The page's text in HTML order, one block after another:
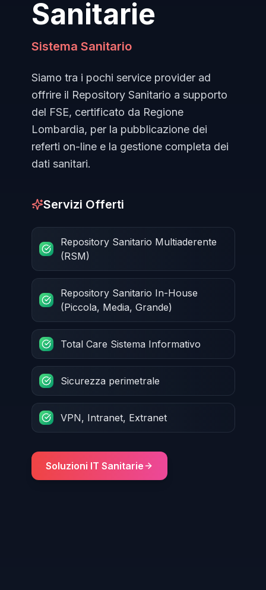
Sanitarie
Sistema Sanitario
Siamo tra i pochi service provider ad
offrire il Repository Sanitario a supporto
del FSE, certificato da Regione
Lombardia, per la pubblicazione dei
referti on-line e la gestione completa dei
dati sanitari.
Servizi Offerti
Repository Sanitario Multiaderente
(RSM)
Repository Sanitario In-House
(Piccola, Media, Grande)
Total Care Sistema Informativo
Sicurezza perimetrale
VPN, Intranet, Extranet
Soluzioni IT Sanitarie